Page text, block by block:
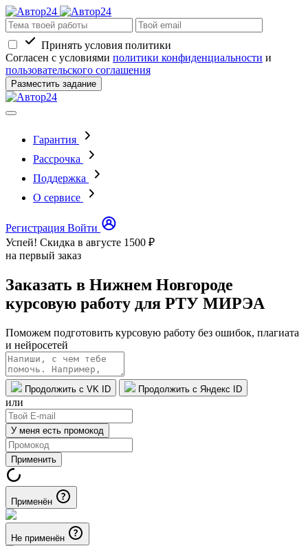
Принять условия политики
Согласен с условиями политики конфиденциальности и
пользовательского соглашения
Разместить задание
Гарантия
Рассрочка
Поддержка
О сервисе
Регистрация Войти
Успей! Скидка в августе 1500 ₽
на первый заказ
Заказать в Нижнем Новгороде
курсовую работу для РТУ МИРЭА
Поможем подготовить курсовую работу без ошибок, плагиата
и нейросетей
Продолжить с VK ID Продолжить с Яндекс ID
или
У меня есть промокод
Применить
Применён
Не применён